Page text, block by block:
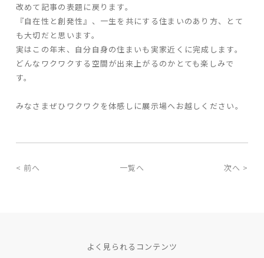
改めて記事の表題に戻ります。
『自在性と創発性』、一生を共にする住まいのあり方、とて
も大切だと思います。
実はこの年末、自分自身の住まいも実家近くに完成します。
どんなワクワクする空間が出来上がるのかとても楽しみで
す。
みなさまぜひワクワクを体感しに展示場へお越しください。
< 前へ 一覧へ 次へ >
よく見られるコンテンツ